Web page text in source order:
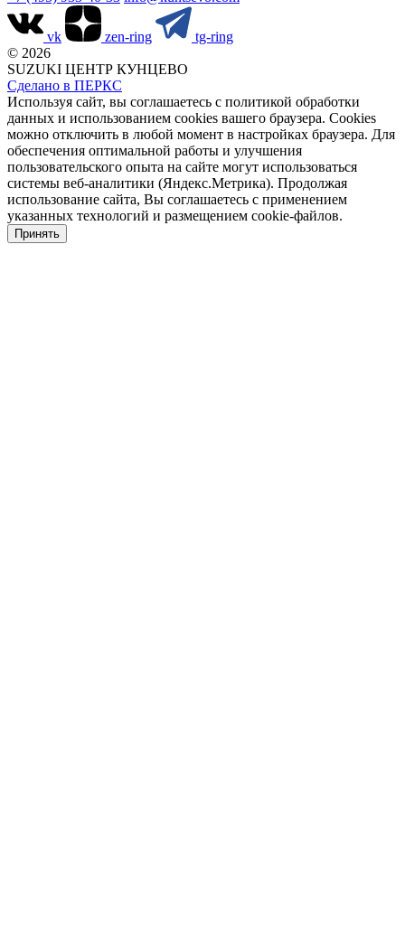
vk zen-ring
tg-ring
© 2026
SUZUKI ЦЕНТР КУНЦЕВО
Сделано в ПЕРКС
Используя сайт, вы соглашаетесь с политикой обработки
данных и использованием cookies вашего браузера. Cookies
можно отключить в любой момент в настройках браузера. Для
обеспечения оптимальной работы и улучшения
пользовательского опыта на сайте могут использоваться
системы веб-аналитики (Яндекс.Метрика). Продолжая
использование сайта, Вы соглашаетесь с применением
указанных технологий и размещением cookie-файлов.
Принять